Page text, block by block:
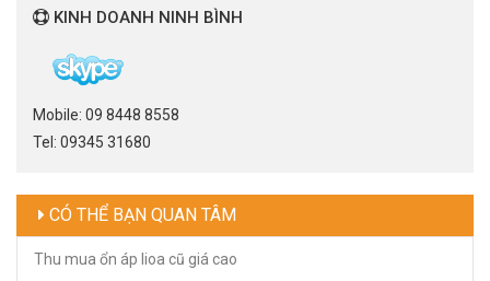
KINH DOANH NINH BÌNH
Mobile: 09 8448 8558
Tel: 09345 31680
CÓ THỂ BẠN QUAN TÂM
Thu mua ổn áp lioa cũ giá cao